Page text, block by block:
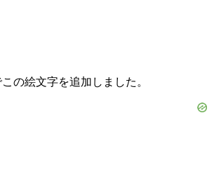
この絵文字を追加しました。